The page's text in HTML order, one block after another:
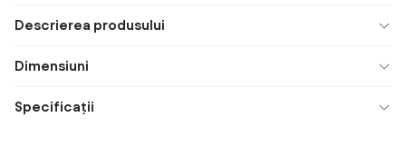
Descrierea produsului
Dimensiuni
Specificații